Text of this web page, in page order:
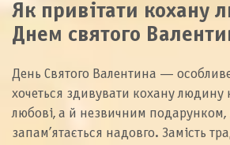
Як привітати кохану
Днем святого
День Святого Валентина —
хочеться здивувати кохану
любові, а й незвичним подарунком,
запам’ятається надовго. Замість